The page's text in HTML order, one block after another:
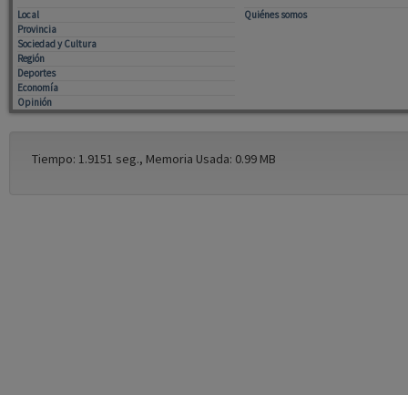
Local
Provincia
Sociedad y Cultura
Región
Deportes
Economía
Opinión
Quiénes somos
Tiempo: 1.9151 seg., Memoria Usada: 0.99 MB